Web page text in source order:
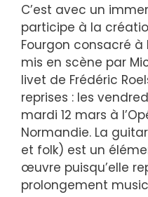
C’est avec un
participe à la
Fourgon consacré à
mis en scène par
livet de Frédéric
reprises : les
mardi 12 mars à
Normandie. La
et folk) est un
œuvre puisqu’elle
prolongement